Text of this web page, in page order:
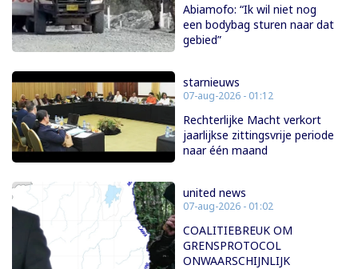
Abiamofo: “Ik wil niet nog
een bodybag sturen naar dat
gebied”
starnieuws
07-aug-2026 - 01:12
Rechterlijke Macht verkort
jaarlijkse zittingsvrije periode
naar één maand
united news
07-aug-2026 - 01:02
COALITIEBREUK OM
GRENSPROTOCOL
ONWAARSCHIJNLIJK